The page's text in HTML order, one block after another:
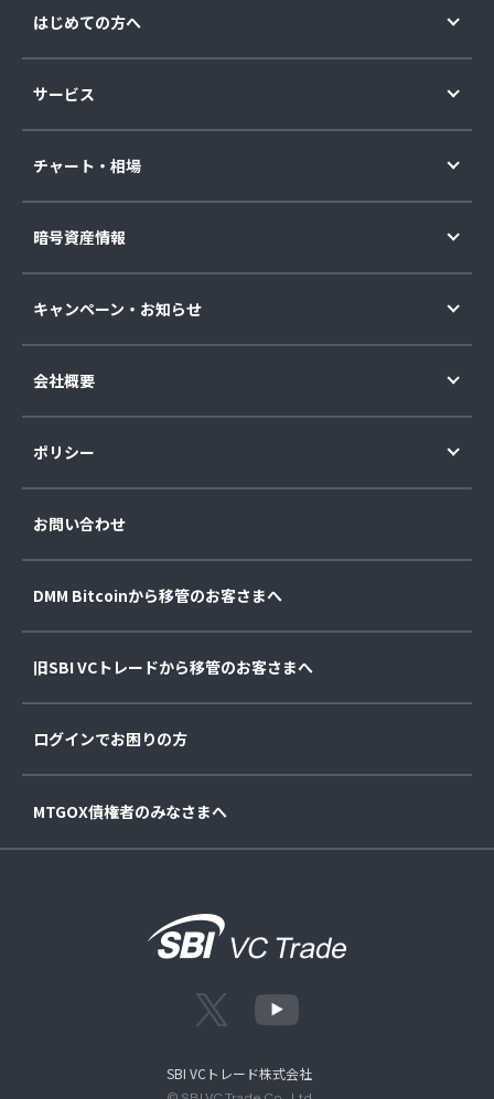
はじめての方へ
サービス
チャート・相場
暗号資産情報
キャンペーン・お知らせ
会社概要
ポリシー
お問い合わせ
DMM Bitcoinから移管のお客さまへ
旧SBI VCトレードから移管のお客さまへ
ログインでお困りの方
MTGOX債権者のみなさまへ
SBI VCトレード株式会社